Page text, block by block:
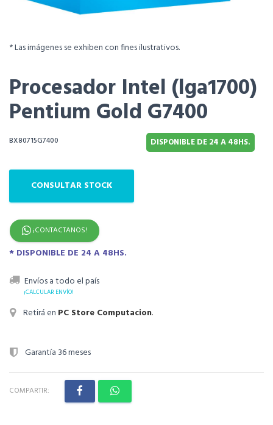
* Las imágenes se exhiben con fines ilustrativos.
Procesador Intel (lga1700)
Pentium Gold G7400
BX80715G7400 DISPONIBLE DE 24 A 48HS.
CONSULTAR STOCK
¡CONTACTANOS!
* DISPONIBLE DE 24 A 48HS.
Envíos a todo el país
¡CALCULAR ENVÍO!
Retirá en PC Store Computacion.
Garantía 36 meses
COMPARTIR: